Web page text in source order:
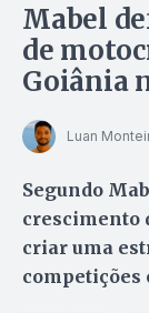
Mabel
de
Goiânia
Luan
Segundo
crescimento
criar uma
competições